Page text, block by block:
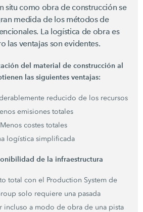
situ como obra de construcción se
medida de los métodos de
La logística de obra es
las ventajas son evidentes.
del material de construcción al
las siguientes ventajas:
reducido de los recursos
emisiones totales
Menos costes totales
logística simplificada
de la infraestructura
total con el Production System de
solo requiere una pasada
incluso a modo de obra de una pista